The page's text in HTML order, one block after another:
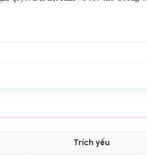
Trích yếu